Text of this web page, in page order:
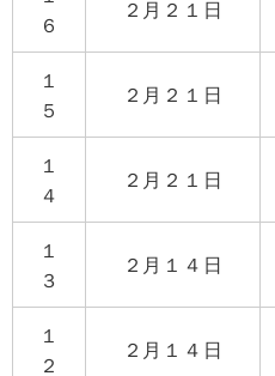
６
２月２１日
１
５
２月２１日
１
４
２月２１日
１
３
２月１４日
１
２
２月１４日